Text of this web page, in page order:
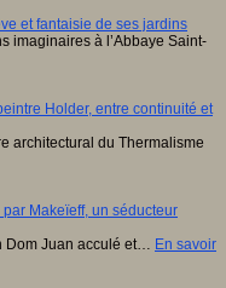
et fantaisie de ses jardins
imaginaires à l’Abbaye Saint-
Holder, entre continuité et
architectural du Thermalisme
Makeïeff, un séducteur
Dom Juan acculé et… En savoir